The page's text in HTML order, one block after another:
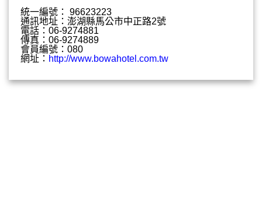
統一編號： 96623223
通訊地址：澎湖縣馬公市中正路2號
電話：06-9274881
傳真：06-9274889
會員編號：080
網址： http://www.bowahotel.com.tw